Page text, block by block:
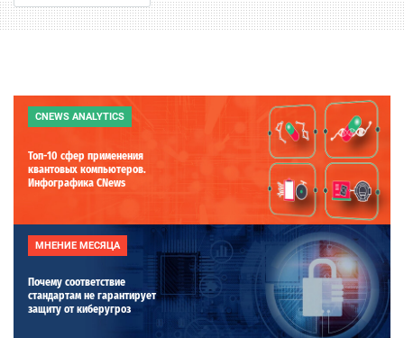
CNEWS ANALYTICS
Топ-10 сфер применения
квантовых компьютеров.
Инфографика CNews
МНЕНИЕ МЕСЯЦА
Почему соответствие
стандартам не гарантирует
защиту от киберугроз